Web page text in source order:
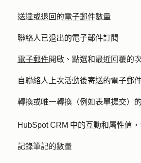
送達或退回的電子郵件數量
聯絡人已退出的電子郵件訂閱
電子郵件開啟、點選和最近回覆的
自聯絡人上次活動後寄送的電子郵
轉換或唯一轉換（例如表單提交）
HubSpot CRM 中的互動和屬性值
記錄筆記的數量